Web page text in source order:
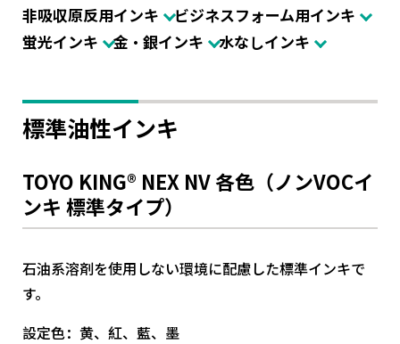
非吸収原反用インキ
ビジネスフォーム用インキ
蛍光インキ
金・銀インキ 水なしインキ
標準油性インキ
TOYO KING® NEX NV 各色（ノンVOCイ
ンキ 標準タイプ）
石油系溶剤を使用しない環境に配慮した標準インキで
す。
設定色：黄、紅、藍、墨